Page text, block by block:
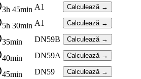
3h 45min A1 Calculează →
5h 30min A1 Calculează →
35min DN59B Calculează →
40min DN59A Calculează →
45min DN59 Calculează →